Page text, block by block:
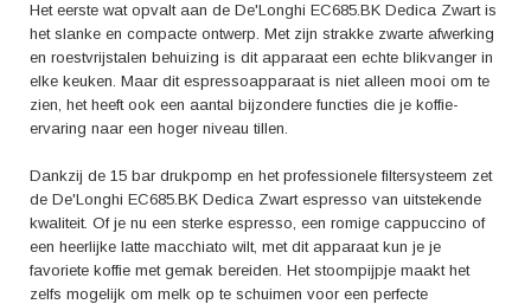
koffieapparaat in huis, maar ook een stukje luxe en kwaliteit. Met zijn
stijlvolle ontwerp, geavanceerde functies en positieve
gebruikerservaringen is dit espressoapparaat een uitstekende keuze
voor de echte koffieliefhebber. Dompel jezelf onder in de heerlijke wereld
van koffie en geniet elke dag van de perfecte kop espresso.
Het eerste wat opvalt aan de De'Longhi EC685.BK Dedica Zwart is
het slanke en compacte ontwerp. Met zijn strakke zwarte afwerking
en roestvrijstalen behuizing is dit apparaat een echte blikvanger in
elke keuken. Maar dit espressoapparaat is niet alleen mooi om te
zien, het heeft ook een aantal bijzondere functies die je koffie-
ervaring naar een hoger niveau tillen.
Dankzij de 15 bar drukpomp en het professionele filtersysteem zet
de De'Longhi EC685.BK Dedica Zwart espresso van uitstekende
kwaliteit. Of je nu een sterke espresso, een romige cappuccino of
een heerlijke latte macchiato wilt, met dit apparaat kun je je
favoriete koffie met gemak bereiden. Het stoompijpje maakt het
zelfs mogelijk om melk op te schuimen voor een perfecte